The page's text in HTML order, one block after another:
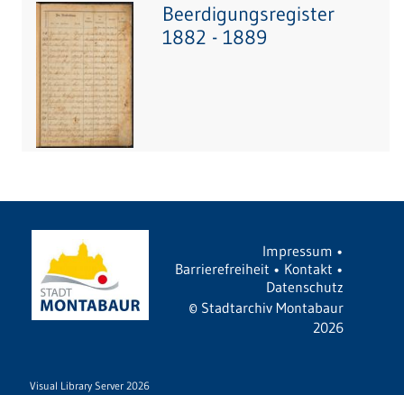
Beerdigungsregister
1882 - 1889
Impressum •
Barrierefreiheit • Kontakt •
Datenschutz
© Stadtarchiv Montabaur
2026
Visual Library Server 2026